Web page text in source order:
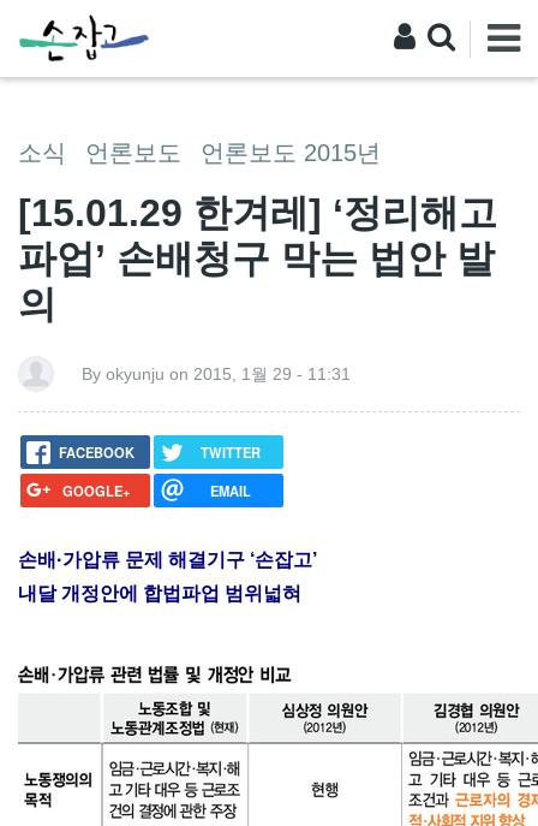
소식 언론보도 언론보도 2015년
[15.01.29 한겨레] ‘정리해고
파업’ 손배청구 막는 법안 발
의
By okyunju on 2015, 1월 29 - 11:31
FACEBOOK
TWITTER
GOOGLE+
EMAIL
손배·가압류 문제 해결기구 ‘손잡고’
내달 개정안에 합법파업 범위넓혀